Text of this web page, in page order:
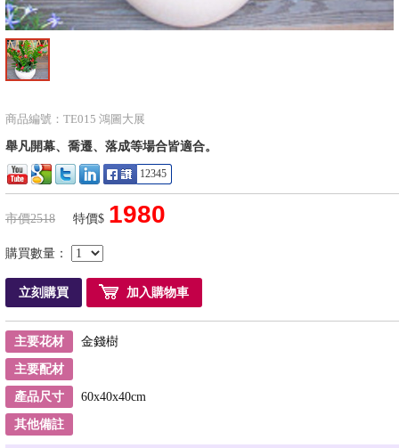
商品編號：TE015 鴻圖大展
舉凡開幕、喬遷、落成等場合皆適合。
12345
市價2518 特價$ 1980
購買數量：
立刻購買 加入購物車
主要花材 金錢樹
主要配材
產品尺寸 60x40x40cm
其他備註